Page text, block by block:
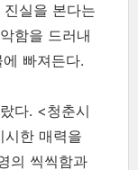
실을 본다는
함을 드러내
빠져든다.
다. <청춘시
한 매력을
의 씩씩함과